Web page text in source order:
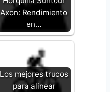
Axon: Rendimiento
en…
Los mejores trucos
para alinear